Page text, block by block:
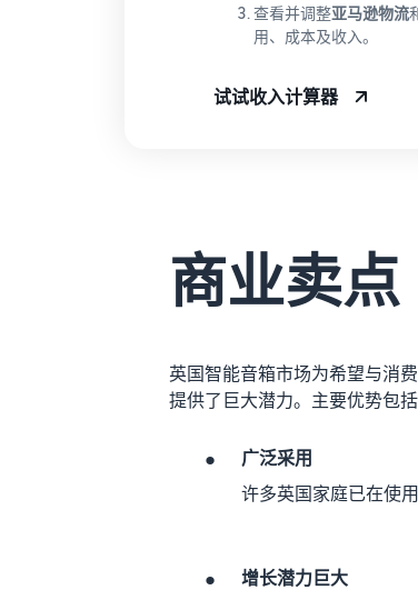
查看并调整亚马逊物流
用、成本及收入。
试试收入计算器
商业卖点
英国智能音箱市场为希望与消
提供了巨大潜力。主要优势包括
•
广泛采用
许多英国家庭已在使用
•
增长潜力巨大